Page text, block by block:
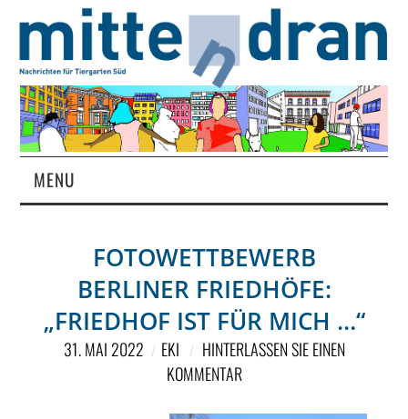
MENU
MAGAZIN
ÜBER UNS
RUBRIKEN
FOTOWETTBEWERB
BERLINER FRIEDHÖFE:
„FRIEDHOF IST FÜR MICH …“
31. MAI 2022 EKI
HINTERLASSEN SIE EINEN
KOMMENTAR